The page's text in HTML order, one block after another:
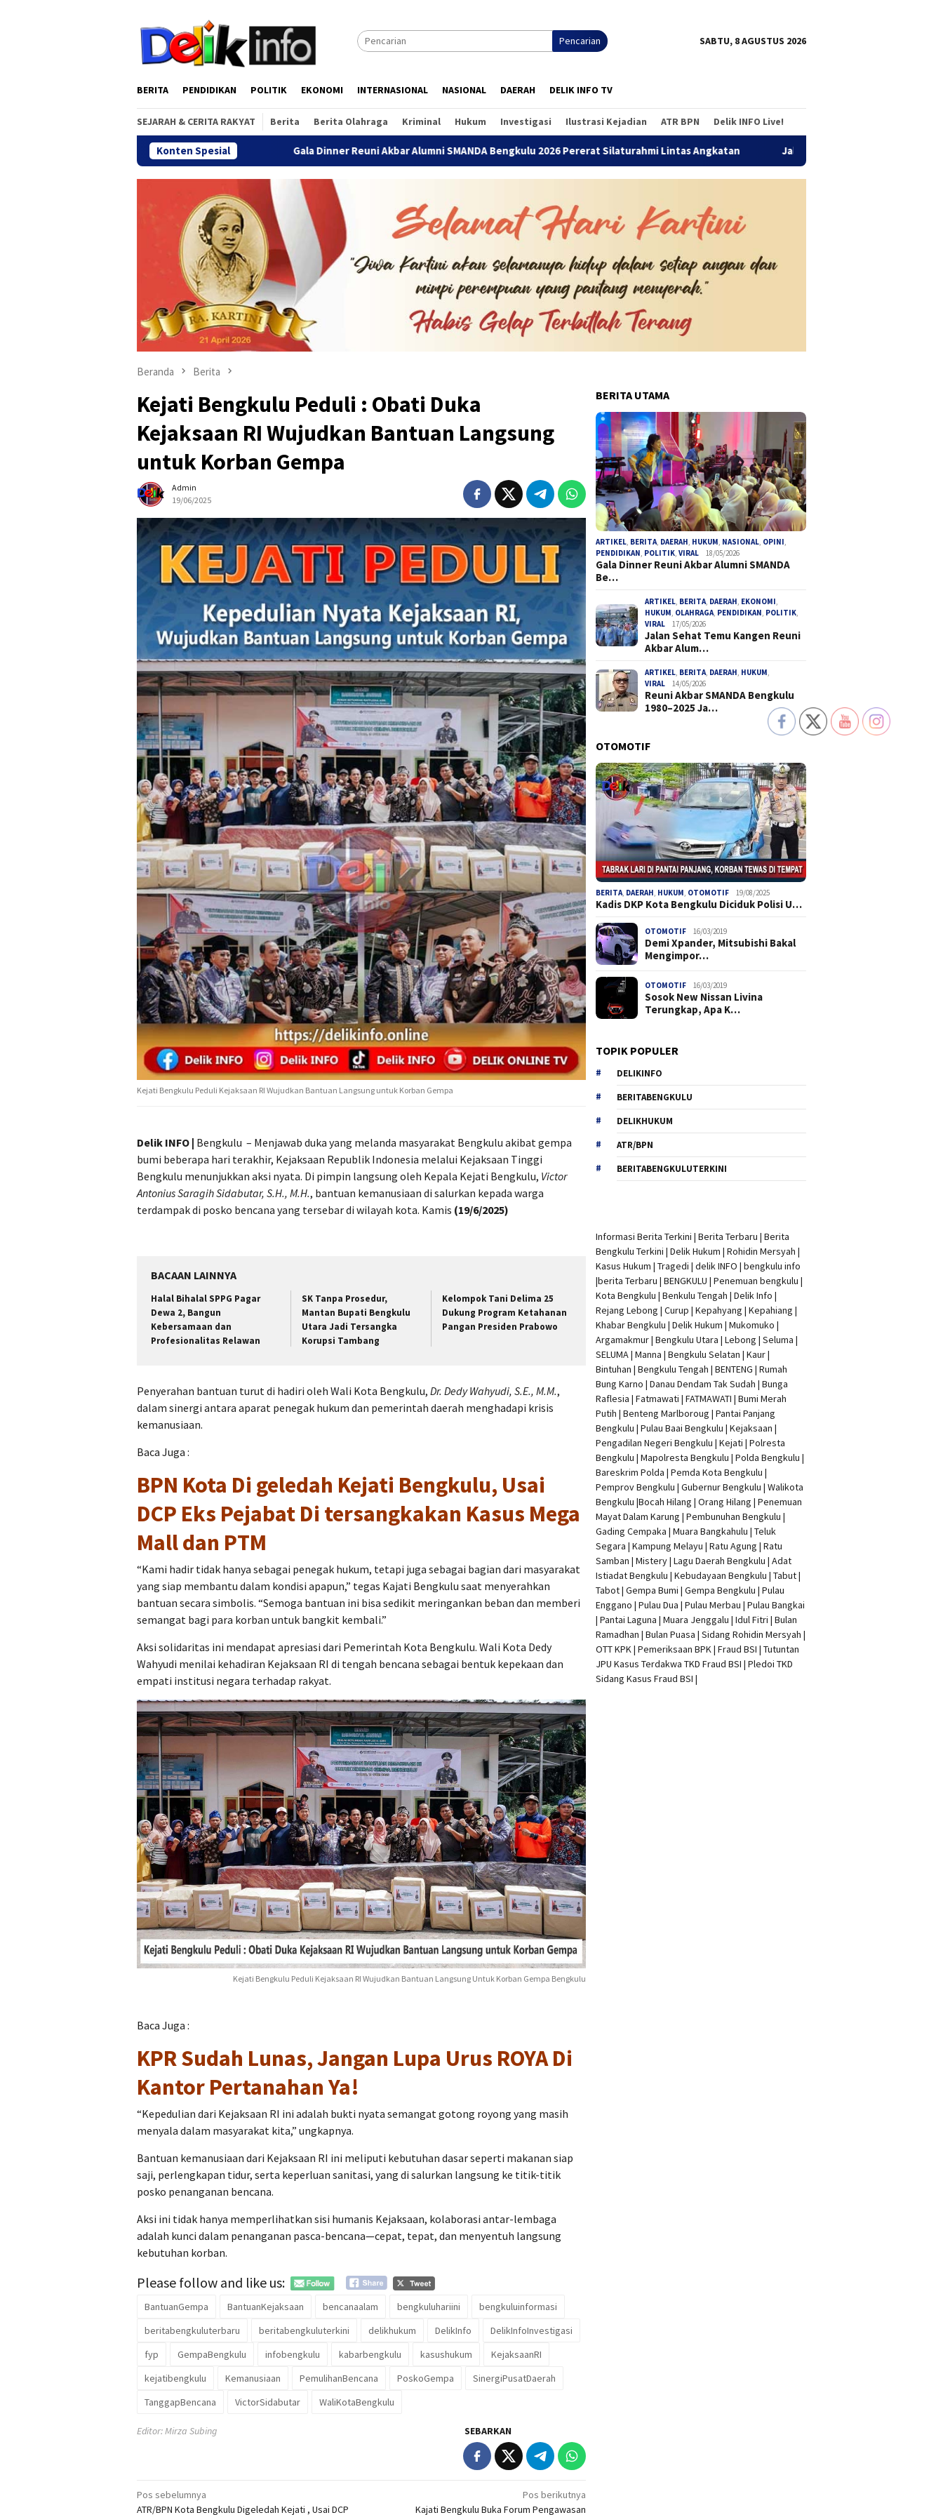
Pencarian SABTU, 8 AGUSTUS 2026
BERITA PENDIDIKAN POLITIK EKONOMI INTERNASIONAL NASIONAL DAERAH DELIK INFO TV
SEJARAH & CERITA RAKYAT Berita Berita Olahraga Kriminal Hukum Investigasi Ilustrasi Kejadian ATR BPN Delik INFO Live!
Konten Spesial
Gala Dinner Reuni Akbar Alumni SMANDA Bengkulu 2026 Pererat Silaturahmi Lintas Angkatan Jalan Sehat Temu Kangen Reuni Akbar Alumni SMANDA
Beranda Berita
Kejati Bengkulu Peduli : Obati Duka
Kejaksaan RI Wujudkan Bantuan Langsung
untuk Korban Gempa
Admin
19/06/2025
Kejati Bengkulu Peduli Kejaksaan RI Wujudkan Bantuan Langsung untuk Korban Gempa
Delik INFO | Bengkulu – Menjawab duka yang melanda masyarakat Bengkulu akibat gempa
bumi beberapa hari terakhir, Kejaksaan Republik Indonesia melalui Kejaksaan Tinggi
Bengkulu menunjukkan aksi nyata. Di pimpin langsung oleh Kepala Kejati Bengkulu, Victor
Antonius Saragih Sidabutar, S.H., M.H., bantuan kemanusiaan di salurkan kepada warga
terdampak di posko bencana yang tersebar di wilayah kota. Kamis (19/6/2025)
BACAAN LAINNYA
Halal Bihalal SPPG Pagar
Dewa 2, Bangun
Kebersamaan dan
Profesionalitas Relawan
SK Tanpa Prosedur,
Mantan Bupati Bengkulu
Utara Jadi Tersangka
Korupsi Tambang
Kelompok Tani Delima 25
Dukung Program Ketahanan
Pangan Presiden Prabowo
Penyerahan bantuan turut di hadiri oleh Wali Kota Bengkulu, Dr. Dedy Wahyudi, S.E., M.M.,
dalam sinergi antara aparat penegak hukum dan pemerintah daerah menghadapi krisis
kemanusiaan.
Baca Juga :
BPN Kota Di geledah Kejati Bengkulu, Usai
DCP Eks Pejabat Di tersangkakan Kasus Mega
Mall dan PTM
“Kami hadir tidak hanya sebagai penegak hukum, tetapi juga sebagai bagian dari masyarakat
yang siap membantu dalam kondisi apapun,” tegas Kajati Bengkulu saat menyerahkan
bantuan secara simbolis. “Semoga bantuan ini bisa sedikit meringankan beban dan memberi
semangat bagi para korban untuk bangkit kembali.”
Aksi solidaritas ini mendapat apresiasi dari Pemerintah Kota Bengkulu. Wali Kota Dedy
Wahyudi menilai kehadiran Kejaksaan RI di tengah bencana sebagai bentuk kepekaan dan
empati institusi negara terhadap rakyat.
Kejati Bengkulu Peduli Kejaksaan RI Wujudkan Bantuan Langsung Untuk Korban Gempa Bengkulu
Baca Juga :
KPR Sudah Lunas, Jangan Lupa Urus ROYA Di
Kantor Pertanahan Ya!
“Kepedulian dari Kejaksaan RI ini adalah bukti nyata semangat gotong royong yang masih
menyala dalam masyarakat kita,” ungkapnya.
Bantuan kemanusiaan dari Kejaksaan RI ini meliputi kebutuhan dasar seperti makanan siap
saji, perlengkapan tidur, serta keperluan sanitasi, yang di salurkan langsung ke titik-titik
posko penanganan bencana.
Aksi ini tidak hanya memperlihatkan sisi humanis Kejaksaan, kolaborasi antar-lembaga
adalah kunci dalam penanganan pasca-bencana—cepat, tepat, dan menyentuh langsung
kebutuhan korban.
Please follow and like us:
BantuanGempa BantuanKejaksaan bencanaalam bengkuluhariini
bengkuluinformasi
beritabengkuluterbaru
beritabengkuluterkini delikhukum DelikInfo
DelikInfoInvestigasi
fyp
GempaBengkulu infobengkulu kabarbengkulu kasushukum
KejaksaanRI
kejatibengkulu
Kemanusiaan PemulihanBencana PoskoGempa
SinergiPusatDaerah
TanggapBencana
VictorSidabutar WaliKotaBengkulu
Editor: Mirza Subing SEBARKAN
Navigasi
Pos sebelumnya
ATR/BPN Kota Bengkulu Digeledah Kejati , Usai DCP
Pos berikutnya
Kajati Bengkulu Buka Forum Pengawasan
BERITA UTAMA
ARTIKEL BERITA DAERAH HUKUM NASIONAL OPINI
PENDIDIKAN POLITIK ,VIRAL 18/05/2026
Gala Dinner Reuni Akbar Alumni SMANDA
Be…
ARTIKEL BERITA DAERAH EKONOMI
HUKUM OLAHRAGA PENDIDIKAN POLITIK
VIRAL
17/05/2026
Jalan Sehat Temu Kangen Reuni
Akbar Alum…
ARTIKEL BERITA DAERAH HUKUM
VIRAL
14/05/2026
Reuni Akbar SMANDA Bengkulu
1980–2025 Ja…
OTOMOTIF
BERITA DAERAH HUKUM OTOMOTIF 19/08/2025
Kadis DKP Kota Bengkulu Diciduk Polisi U…
OTOMOTIF 16/03/2019
Demi Xpander, Mitsubishi Bakal
Mengimpor…
OTOMOTIF 16/03/2019
Sosok New Nissan Livina
Terungkap, Apa K…
TOPIK POPULER
DELIKINFO
BERITABENGKULU
DELIKHUKUM
ATR/BPN
BERITABENGKULUTERKINI
Informasi Berita Terkini |Berita Terbaru |Berita
Bengkulu Terkini |Delik Hukum |Rohidin Mersyah |
Kasus Hukum |Tragedi | delik INFO |bengkulu info
|berita Terbaru | BENGKULU |Penemuan bengkulu |
Kota Bengkulu | Benkulu Tengah |Delik Info |
Rejang Lebong | Curup | Kepahyang | Kepahiang |
Khabar Bengkulu |Delik Hukum | Mukomuko |
Argamakmur | Bengkulu Utara | Lebong | Seluma |
SELUMA | Manna | Bengkulu Selatan | Kaur |
Bintuhan | Bengkulu Tengah | BENTENG | Rumah
Bung Karno | Danau Dendam Tak Sudah | Bunga
Raflesia | Fatmawati | FATMAWATI | Bumi Merah
Putih | Benteng Marlboroug | Pantai Panjang
Bengkulu | Pulau Baai Bengkulu | Kejaksaan |
Pengadilan Negeri Bengkulu | Kejati |Polresta
Bengkulu |Mapolresta Bengkulu | Polda Bengkulu |
Bareskrim Polda | Pemda Kota Bengkulu |
Pemprov Bengkulu |Gubernur Bengkulu | Walikota
Bengkulu |Bocah Hilang | Orang Hilang |Penemuan
Mayat Dalam Karung |Pembunuhan Bengkulu |
Gading Cempaka | Muara Bangkahulu | Teluk
Segara | Kampung Melayu | Ratu Agung | Ratu
Samban | Mistery | Lagu Daerah Bengkulu | Adat
Istiadat Bengkulu | Kebudayaan Bengkulu | Tabut |
Tabot | Gempa Bumi | Gempa Bengkulu |Pulau
Enggano | Pulau Dua | Pulau Merbau | Pulau Bangkai
| Pantai Laguna | Muara Jenggalu | Idul Fitri | Bulan
Ramadhan | Bulan Puasa |Sidang Rohidin Mersyah |
OTT KPK | Pemeriksaan BPK | Fraud BSI |Tutuntan
JPU Kasus Terdakwa TKD Fraud BSI |Pledoi TKD
Sidang Kasus Fraud BSI |